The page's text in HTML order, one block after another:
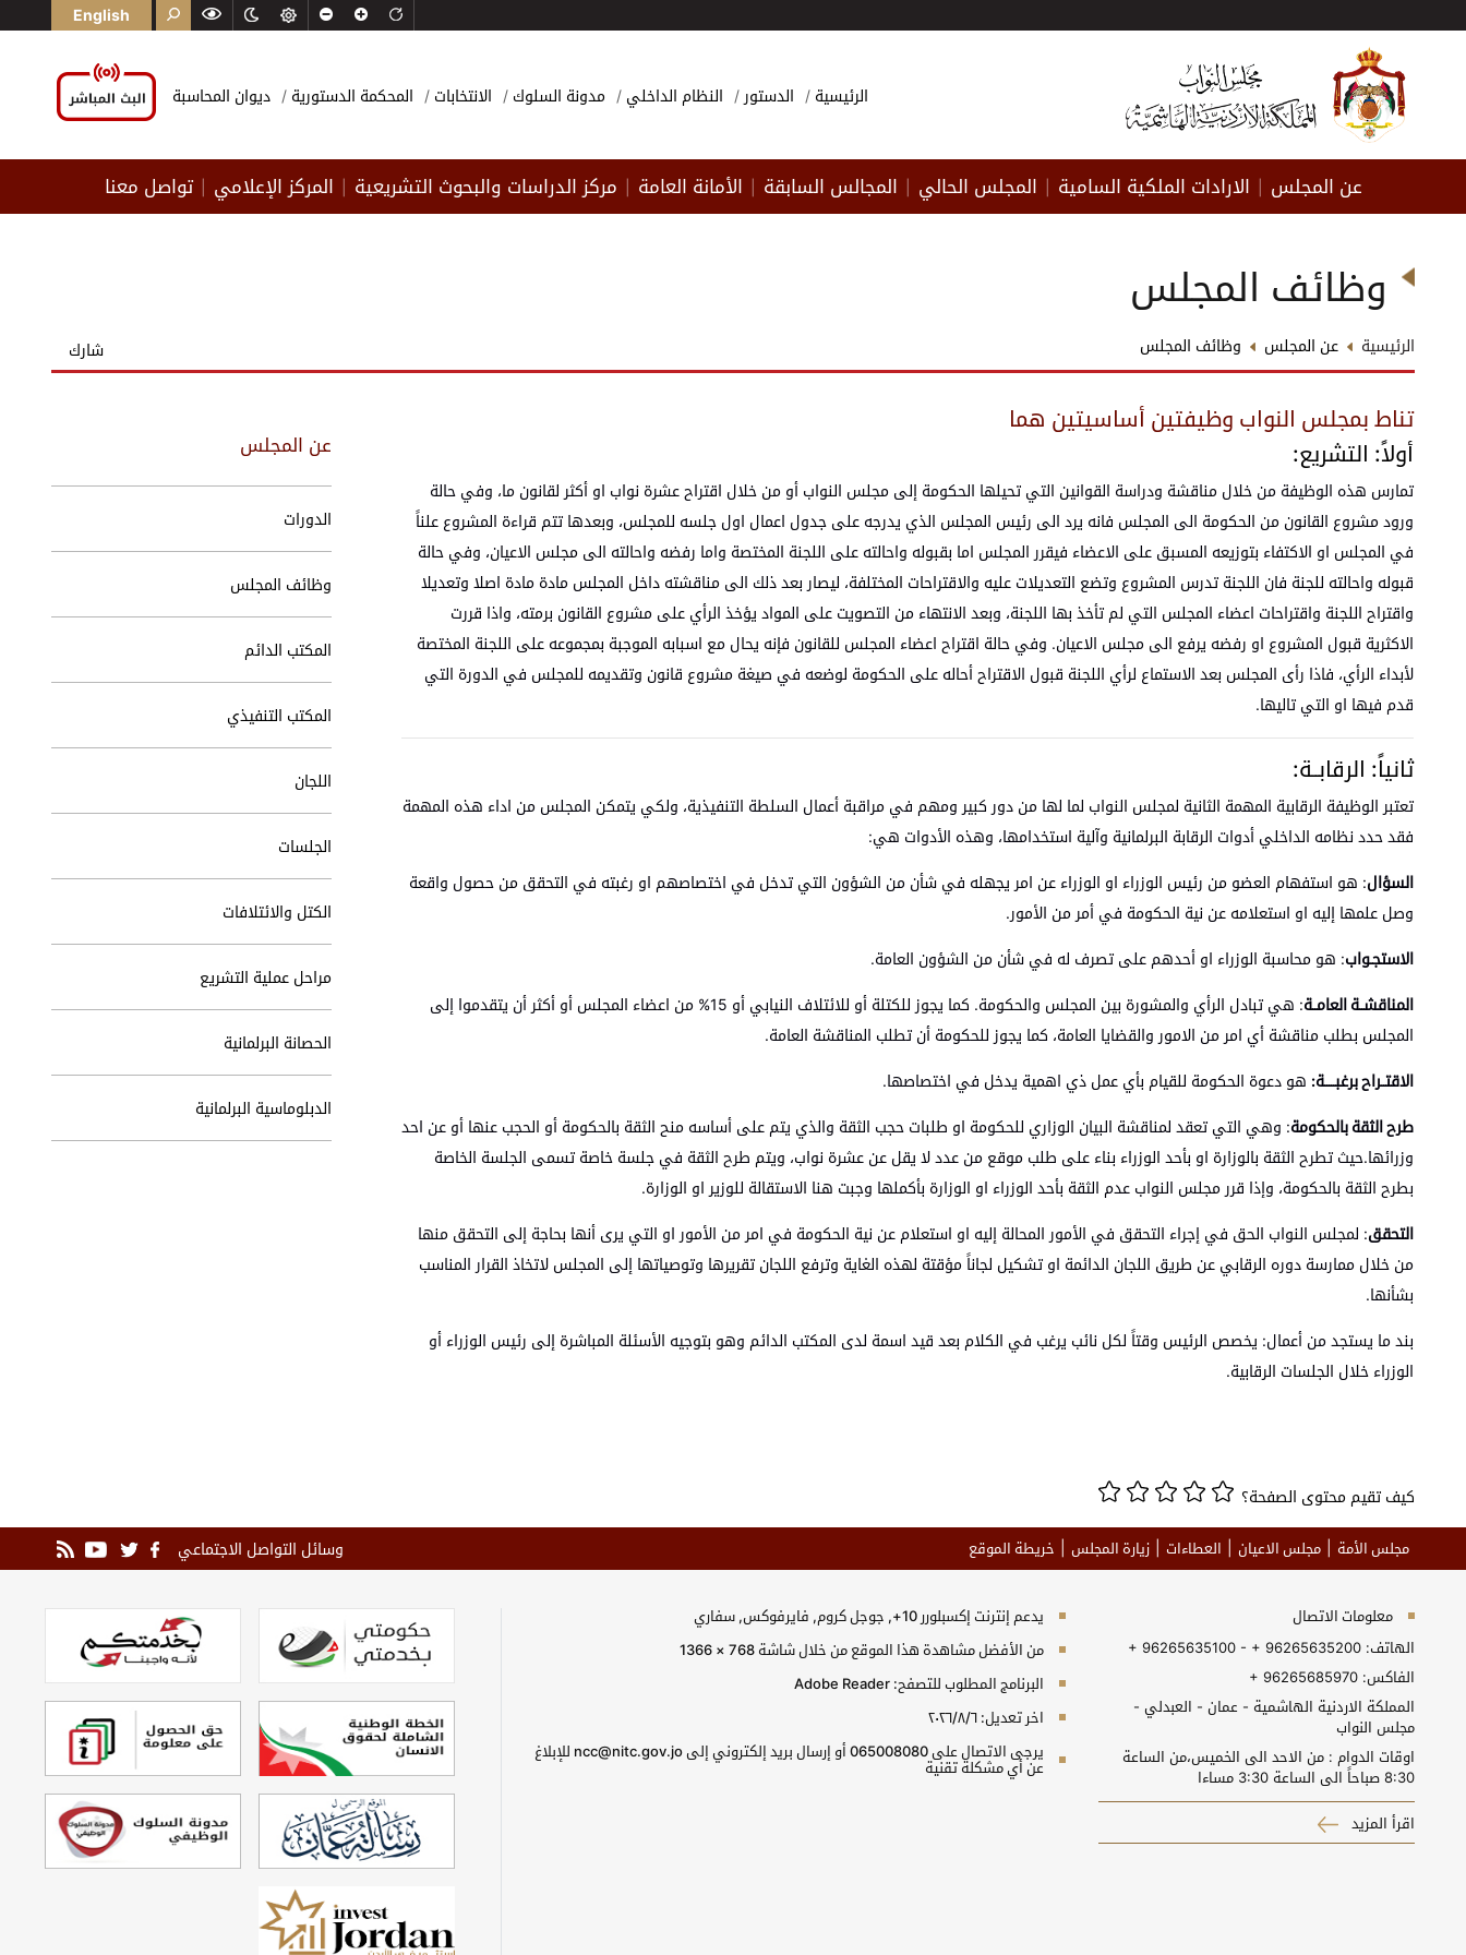
English
الرئيسية الدستور النظام الداخلي مدونة السلوك الانتخابات المحكمة الدستورية ديوان المحاسبة
عن المجلس الارادات الملكية السامية المجلس الحالي المجالس السابقة الأمانة العامة مركز الدراسات والبحوث التشريعية المركز الإعلامي تواصل معنا
وظائف المجلس
الرئيسية عن المجلس وظائف المجلس شارك
تناط بمجلس النواب وظيفتين أساسيتين هما
أولاً: التشريع:
تمارس هذه الوظيفة من خلال مناقشة ودراسة القوانين التي تحيلها الحكومة إلى مجلس النواب أو من خلال اقتراح عشرة نواب او أكثر لقانون ما، وفي حالة
ورود مشروع القانون من الحكومة الى المجلس فانه يرد الى رئيس المجلس الذي يدرجه على جدول اعمال اول جلسه للمجلس، وبعدها تتم قراءة المشروع علناً
في المجلس او الاكتفاء بتوزيعه المسبق على الاعضاء فيقرر المجلس اما بقبوله واحالته على اللجنة المختصة واما رفضه واحالته الى مجلس الاعيان، وفي حالة
قبوله واحالته للجنة فان اللجنة تدرس المشروع وتضع التعديلات عليه والاقتراحات المختلفة، ليصار بعد ذلك الى مناقشته داخل المجلس مادة مادة اصلا وتعديلا
واقتراح اللجنة واقتراحات اعضاء المجلس التي لم تأخذ بها اللجنة، وبعد الانتهاء من التصويت على المواد يؤخذ الرأي على مشروع القانون برمته، واذا قررت
الاكثرية قبول المشروع او رفضه يرفع الى مجلس الاعيان. وفي حالة اقتراح اعضاء المجلس للقانون فإنه يحال مع اسبابه الموجبة بمجموعه على اللجنة المختصة
لأبداء الرأي، فاذا رأى المجلس بعد الاستماع لرأي اللجنة قبول الاقتراح أحاله على الحكومة لوضعه في صيغة مشروع قانون وتقديمه للمجلس في الدورة التي
قدم فيها او التي تاليها.
ثانياً: الرقابــة:
تعتبر الوظيفة الرقابية المهمة الثانية لمجلس النواب لما لها من دور كبير ومهم في مراقبة أعمال السلطة التنفيذية، ولكي يتمكن المجلس من اداء هذه المهمة
فقد حدد نظامه الداخلي أدوات الرقابة البرلمانية وآلية استخدامها، وهذه الأدوات هي:
السؤال: هو استفهام العضو من رئيس الوزراء او الوزراء عن امر يجهله في شأن من الشؤون التي تدخل في اختصاصهم او رغبته في التحقق من حصول واقعة
وصل علمها إليه او استعلامه عن نية الحكومة في أمر من الأمور.
الاستجـواب: هو محاسبة الوزراء او أحدهم على تصرف له في شأن من الشؤون العامة.
المناقشــة العامــة
: هي تبادل الرأي والمشورة بين المجلس والحكومة. كما يجوز للكتلة أو للائتلاف النيابي أو 15% من اعضاء المجلس أو أكثر أن يتقدموا إلى
المجلس بطلب مناقشة أي امر من الامور والقضايا العامة، كما يجوز للحكومة أن تطلب المناقشة العامة.
الاقتــراح برغبـــــة: هو دعوة الحكومة للقيام بأي عمل ذي اهمية يدخل في اختصاصها.
طرح الثقة بالحكومة: وهي التي تعقد لمناقشة البيان الوزاري للحكومة او طلبات حجب الثقة والذي يتم على أساسه منح الثقة بالحكومة أو الحجب عنها أو عن احد
وزرائها.حيث تطرح الثقة بالوزارة او بأحد الوزراء بناء على طلب موقع من عدد لا يقل عن عشرة نواب، ويتم طرح الثقة في جلسة خاصة تسمى الجلسة الخاصة
بطرح الثقة بالحكومة، وإذا قرر مجلس النواب عدم الثقة بأحد الوزراء او الوزارة بأكملها وجبت هنا الاستقالة للوزير او الوزارة.
التحقق: لمجلس النواب الحق في إجراء التحقق في الأمور المحالة إليه او استعلام عن نية الحكومة في امر من الأمور او التي يرى أنها بحاجة إلى التحقق منها
من خلال ممارسة دوره الرقابي عن طريق اللجان الدائمة او تشكيل لجاناً مؤقتة لهذه الغاية وترفع اللجان تقريرها وتوصياتها إلى المجلس لاتخاذ القرار المناسب
بشأنها.
بند ما يستجد من أعمال: يخصص الرئيس وقتاً لكل نائب يرغب في الكلام بعد قيد اسمة لدى المكتب الدائم وهو بتوجيه الأسئلة المباشرة إلى رئيس الوزراء أو
الوزراء خلال الجلسات الرقابية.
عن المجلس
الدورات
وظائف المجلس
المكتب الدائم
المكتب التنفيذي
اللجان
الجلسات
الكتل والائتلافات
مراحل عملية التشريع
الحصانة البرلمانية
الدبلوماسية البرلمانية
كيف تقيم محتوى الصفحة؟
مجلس الأمة مجلس الاعيان العطاءات زيارة المجلس خريطة الموقع وسائل التواصل الاجتماعي
معلومات الاتصال
الهاتف: + 96265635100 - + 96265635200
الفاكس: + 96265685970
المملكة الاردنية الهاشمية - عمان - العبدلي -
مجلس النواب
اوقات الدوام : من الاحد الى الخميس،من الساعة
8:30 صباحاً الى الساعة 3:30 مساءا
اقرأ المزيد
يدعم إنترنت إكسبلورر 10+, جوجل كروم, فايرفوكس, سفاري
من الأفضل مشاهدة هذا الموقع من خلال شاشة 768 × 1366
البرنامج المطلوب للتصفح: Adobe Reader
اخر تعديل: ٢٠٢٦/٨/٦
يرجى الاتصال على 065008080 أو إرسال بريد إلكتروني إلى ncc@nitc.gov.jo للإبلاغ
عن أي مشكلة تقنية